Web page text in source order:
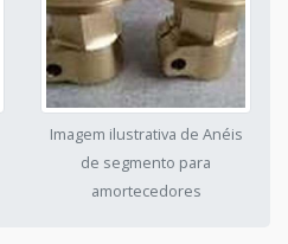
Imagem ilustrativa de Anéis
de segmento para
amortecedores